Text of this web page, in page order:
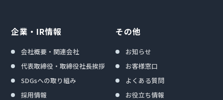
企業・IR情報
会社概要・関連会社
代表取締役・取締役社長挨拶
SDGsへの取り組み
採用情報
その他
お知らせ
お客様窓口
よくある質問
お役立ち情報